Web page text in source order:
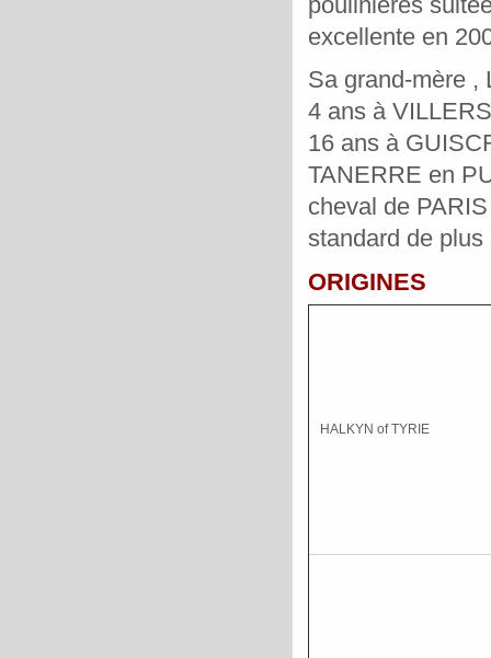
excellente en
Sa grand-mère ,
4 ans à
16 ans à
TANERRE en
cheval de
standard de
ORIGINES
HALKYN of TYRIE